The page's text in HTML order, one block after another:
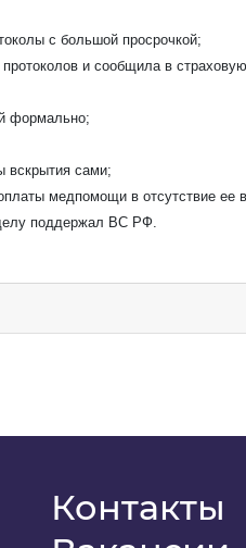
с большой просрочкой;
и сообщила в страховую
формально;
вскрытия сами;
медпомощи в отсутствие ее
поддержал ВС РФ.
Контакты
Узнать
имя
e-mail*